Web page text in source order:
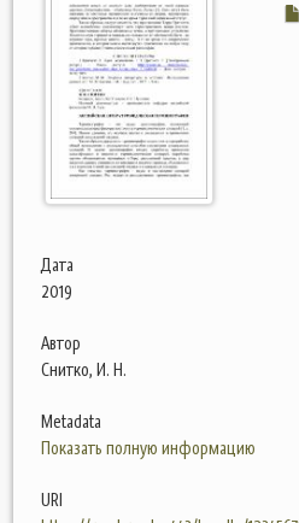
Дата
2019
Автор
Снитко, И. Н.
Metadata
Показать полную информацию
URI